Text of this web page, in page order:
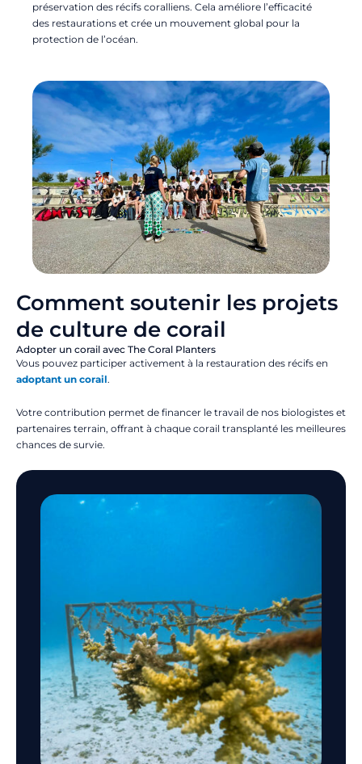
préservation des récifs coralliens. Cela améliore l’efficacité
des restaurations et crée un mouvement global pour la
protection de l’océan.
Comment soutenir les projets
de culture de corail
Adopter un corail avec The Coral Planters
Vous pouvez participer activement à la restauration des récifs en
adoptant un corail.
Votre contribution permet de financer le travail de nos biologistes et
partenaires terrain, offrant à chaque corail transplanté les meilleures
chances de survie.